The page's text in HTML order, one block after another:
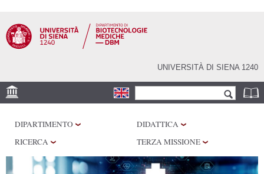
contenuto
principale
UNIVERSITÀ DI SIENA 1240
Form di ricerca
CENTRI DI RICERCA
LABORATORI
DIPARTIMENTO
DIDATTICA
RICERCA
TERZA MISSIONE